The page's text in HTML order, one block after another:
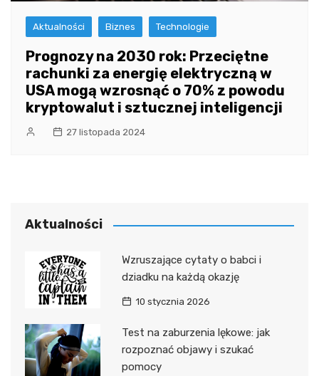
Aktualności Biznes Technologie
Prognozy na 2030 rok: Przeciętne
rachunki za energię elektryczną w
USA mogą wzrosnąć o 70% z powodu
kryptowalut i sztucznej inteligencji
27 listopada 2024
Aktualności
Wzruszające cytaty o babci i
dziadku na każdą okazję
10 stycznia 2026
Test na zaburzenia lękowe: jak
rozpoznać objawy i szukać
pomocy